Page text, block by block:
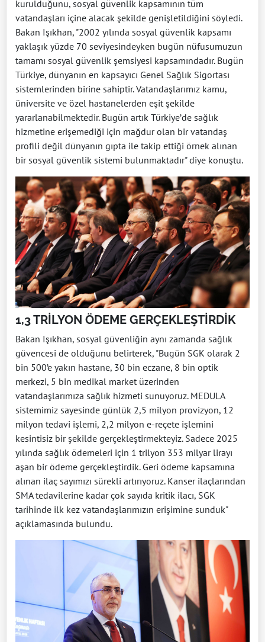
kurulduğunu, sosyal güvenlik kapsamının tüm
vatandaşları içine alacak şekilde genişletildiğini söyledi.
Bakan Işıkhan, "2002 yılında sosyal güvenlik kapsamı
yaklaşık yüzde 70 seviyesindeyken bugün nüfusumuzun
tamamı sosyal güvenlik şemsiyesi kapsamındadır. Bugün
Türkiye, dünyanın en kapsayıcı Genel Sağlık Sigortası
sistemlerinden birine sahiptir. Vatandaşlarımız kamu,
üniversite ve özel hastanelerden eşit şekilde
yararlanabilmektedir. Bugün artık Türkiye’de sağlık
hizmetine erişemediği için mağdur olan bir vatandaş
profili değil dünyanın gıpta ile takip ettiği örnek alınan
bir sosyal güvenlik sistemi bulunmaktadır" diye konuştu.
1,3 TRİLYON ÖDEME GERÇEKLEŞTİRDİK
Bakan Işıkhan, sosyal güvenliğin aynı zamanda sağlık
güvencesi de olduğunu belirterek, "Bugün SGK olarak 2
bin 500’e yakın hastane, 30 bin eczane, 8 bin optik
merkezi, 5 bin medikal market üzerinden
vatandaşlarımıza sağlık hizmeti sunuyoruz. MEDULA
sistemimiz sayesinde günlük 2,5 milyon provizyon, 12
milyon tedavi işlemi, 2,2 milyon e-reçete işlemini
kesintisiz bir şekilde gerçekleştirmekteyiz. Sadece 2025
yılında sağlık ödemeleri için 1 trilyon 353 milyar lirayı
aşan bir ödeme gerçekleştirdik. Geri ödeme kapsamına
alınan ilaç sayımızı sürekli artırıyoruz. Kanser ilaçlarından
SMA tedavilerine kadar çok sayıda kritik ilacı, SGK
tarihinde ilk kez vatandaşlarımızın erişimine sunduk"
açıklamasında bulundu.